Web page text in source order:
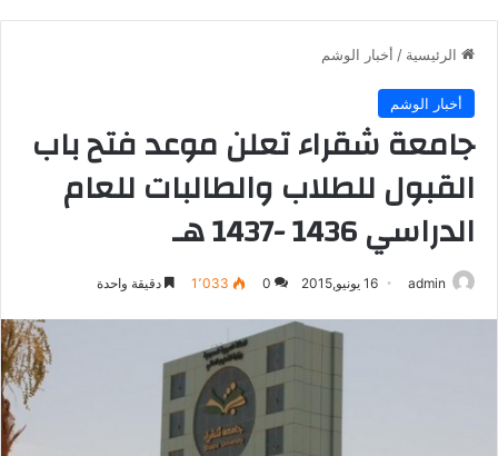
الرئيسية / أخبار الوشم
أخبار الوشم
جامعة شقراء تعلن موعد فتح باب
القبول للطلاب والطالبات للعام
الدراسي 1436 -1437 هـ
admin 16 يونيو,2015 0 1٬033 دقيقة واحدة